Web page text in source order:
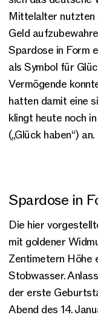
Mittelalter nutzten
Geld
Spardose in Form
als Symbol für
Vermögende
hatten damit eine
klingt heute noch
(„Glück haben“) an.
Spardose in
Die hier
mit goldener
Zentimetern Höhe
Stobwasser.
der erste
Abend des 14.